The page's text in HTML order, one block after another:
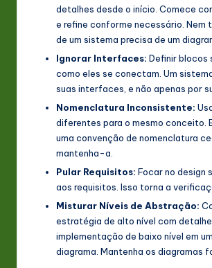
detalhes desde o início. Comece
e refine conforme necessário. Nem
de um sistema precisa de um
Ignorar Interfaces: Definir blocos
como eles se conectam. Um
suas interfaces, e não apenas por
Nomenclatura Inconsistente:
diferentes para o mesmo conceito.
uma convenção de nomenclatura
mantenha-a.
Pular Requisitos: Focar no design
aos requisitos. Isso torna a
Misturar Níveis de Abstração:
estratégia de alto nível com
implementação de baixo nível em
diagrama. Mantenha os diagramas